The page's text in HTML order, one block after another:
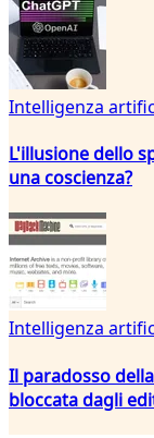
Intelligenza
L'illusione dello
una coscienza?
Intelligenza
Il paradosso
bloccata dagli